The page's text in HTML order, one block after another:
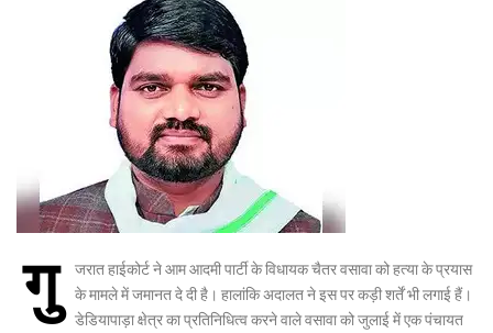
गु
जरात हाईकोर्ट ने आम आदमी पार्टी के विधायक चैतर वसावा को हत्या के प्रयास
के मामले में जमानत दे दी है। हालांकि अदालत ने इस पर कड़ी शर्तें भी लगाई हैं।
डेडियापाड़ा क्षेत्र का प्रतिनिधित्व करने वाले वसावा को जुलाई में एक पंचायत